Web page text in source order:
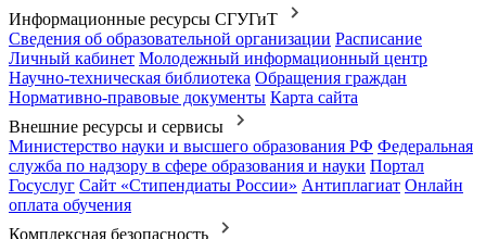
Информационные ресурсы СГУГиТ
Сведения об образовательной организации Расписание
Личный кабинет Молодежный информационный центр
Научно-техническая библиотека Обращения граждан
Нормативно-правовые документы Карта сайта
Внешние ресурсы и сервисы
Министерство науки и высшего образования РФ Федеральная
служба по надзору в сфере образования и науки Портал
Госуслуг Сайт «Стипендиаты России» Антиплагиат Онлайн
оплата обучения
Комплексная безопасность